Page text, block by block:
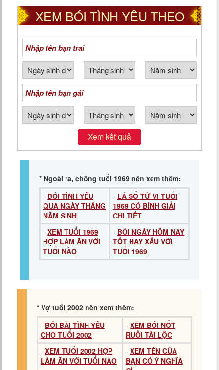
XEM BÓI TÌNH YÊU THEO
NGÀY THÁNG NĂM SINH
Xem kết quả
* Ngoài ra, chồng tuổi 1969 nên xem thêm:
- BÓI TÌNH YÊU
QUA NGÀY THÁNG
NĂM SINH
- LÁ SỐ TỬ VI TUỔI
1969 CÓ BÌNH GIẢI
CHI TIẾT
- XEM TUỔI 1969
HỢP LÀM ĂN VỚI
TUỔI NÀO
- BÓI NGÀY HÔM NAY
TỐT HAY XẤU VỚI
TUỔI 1969
* Vợ tuổi 2002 nên xem thêm:
- BÓI BÀI TÌNH YÊU
CHO TUỔI 2002
- XEM BÓI NỐT
RUỒI TÀI LỘC
- XEM TUỔI 2002 HỢP
LÀM ĂN VỚI TUỔI NÀO
- XEM TÊN CỦA
BẠN CÓ Ý NGHĨA